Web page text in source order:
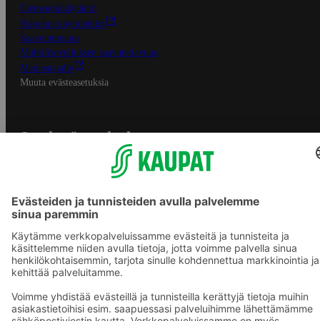
Tietosuojakäytäntö
Palvelun käyttöehdot
Saavutettavuus
Mobiilisovelluksen saavutettavuus
Mainostajalle
Muuta evästeasetuksia
S-ryhmän palvelut
Yhteishyvä Ruoka -sovellus
Prisma.fi
Sokos.fi
S-Pankki
Sokos Hotels